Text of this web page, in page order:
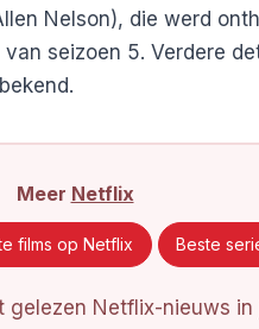
Nelson), die werd
seizoen 5. Verdere
Meer Netflix
films op Netflix Beste
gelezen Netflix-nieuws in